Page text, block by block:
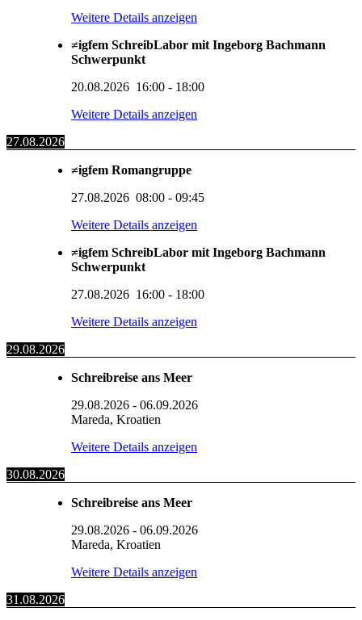
Weitere Details anzeigen
≠igfem SchreibLabor mit Ingeborg Bachmann
Schwerpunkt
20.08.2026 16:00 - 18:00
Weitere Details anzeigen
27.08.2026
≠igfem Romangruppe
27.08.2026 08:00 - 09:45
Weitere Details anzeigen
≠igfem SchreibLabor mit Ingeborg Bachmann
Schwerpunkt
27.08.2026 16:00 - 18:00
Weitere Details anzeigen
29.08.2026
Schreibreise ans Meer
29.08.2026 - 06.09.2026
Mareda, Kroatien
Weitere Details anzeigen
30.08.2026
Schreibreise ans Meer
29.08.2026 - 06.09.2026
Mareda, Kroatien
Weitere Details anzeigen
31.08.2026